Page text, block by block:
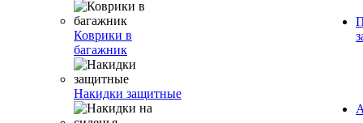
Коврики в
багажник
Накидки защитные